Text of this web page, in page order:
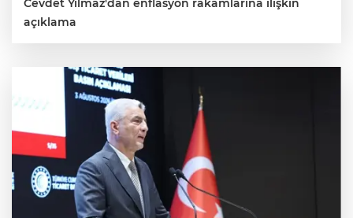
Cevdet Yılmaz'dan enflasyon rakamlarına ilişkin
açıklama